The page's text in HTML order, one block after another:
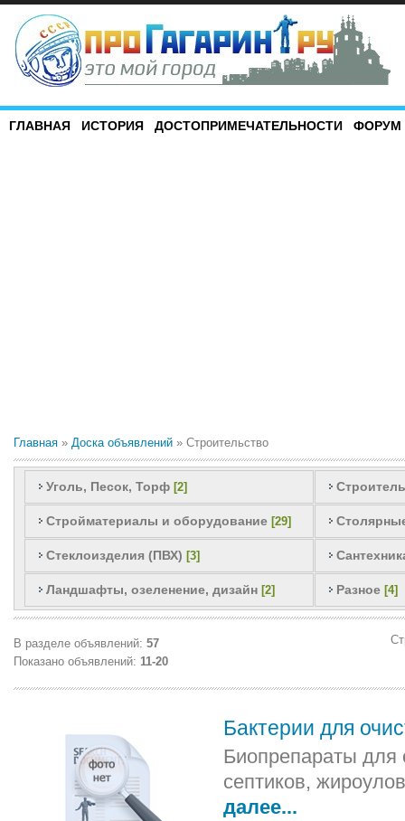
ГЛАВНАЯ ИСТОРИЯ ДОСТОПРИМЕЧАТЕЛЬНОСТИ ФОРУМ
Главная » Доска объявлений » Строительство
Уголь, Песок, Торф [2]
Стройматериалы и оборудование [29]
Стеклоизделия (ПВХ) [3]
Ландшафты, озеленение, дизайн [2] Разное [4]
В разделе объявлений: 57
Показано объявлений: 11-20
Бактерии для
Биопрепараты для
септиков,
далее...